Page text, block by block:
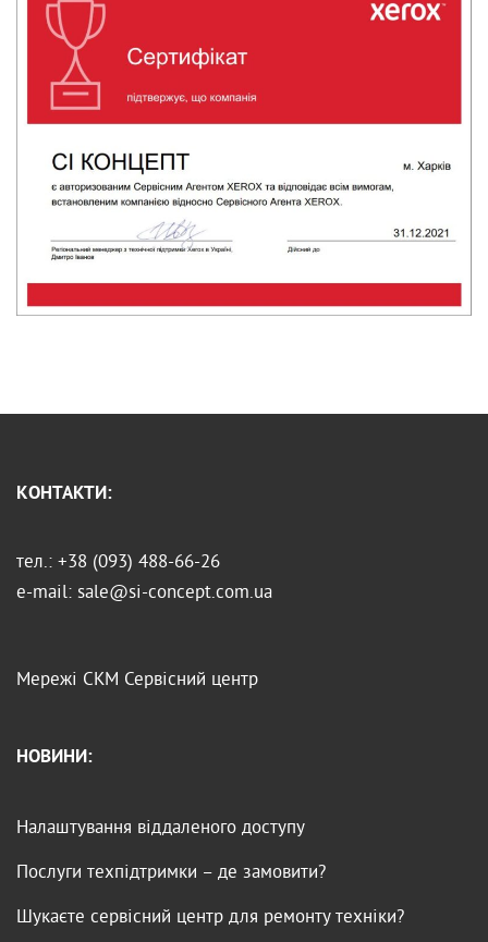
КОНТАКТИ:
тел.: +38 (093) 488-66-26
e-mail: sale@si-concept.com.ua
Мережі СКМ Сервісний центр
НОВИНИ:
Налаштування віддаленого доступу
Послуги техпідтримки – де замовити?
Шукаєте сервісний центр для ремонту техніки?